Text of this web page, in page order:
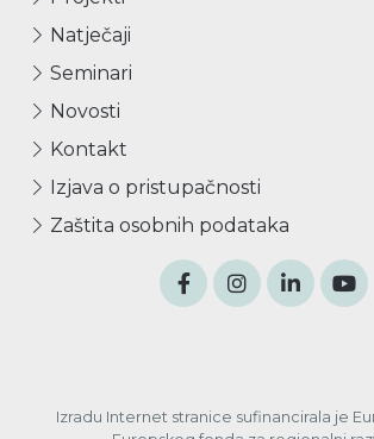
Natječaji
Seminari
Novosti
Kontakt
Izjava o pristupačnosti
Zaštita osobnih podataka
Izradu Internet stranice sufinancirala je